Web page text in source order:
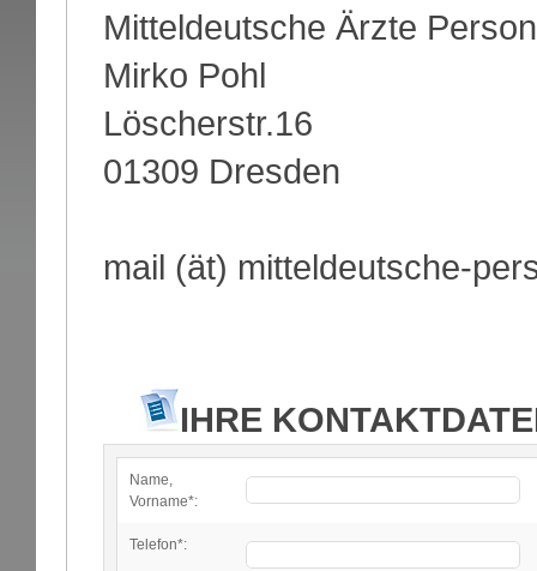
Mitteldeutsche Ärzte
Mirko Pohl
Löscherstr.16
01309 Dresden
mail (ät) mitteldeutsche-
IHRE
Name,
Vorname*:
Telefon*: